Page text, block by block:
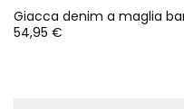
54,95 €